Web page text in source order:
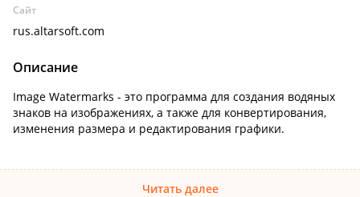
Сайт
rus.altarsoft.com
Описание
Image Watermarks - это программа для создания водяных
знаков на изображениях, а также для конвертирования,
изменения размера и редактирования графики.
Читать далее